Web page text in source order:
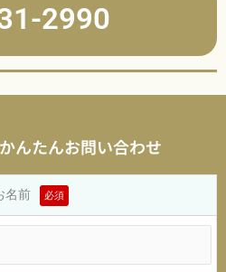
2990
んたんお問い合わせ
名前 必須